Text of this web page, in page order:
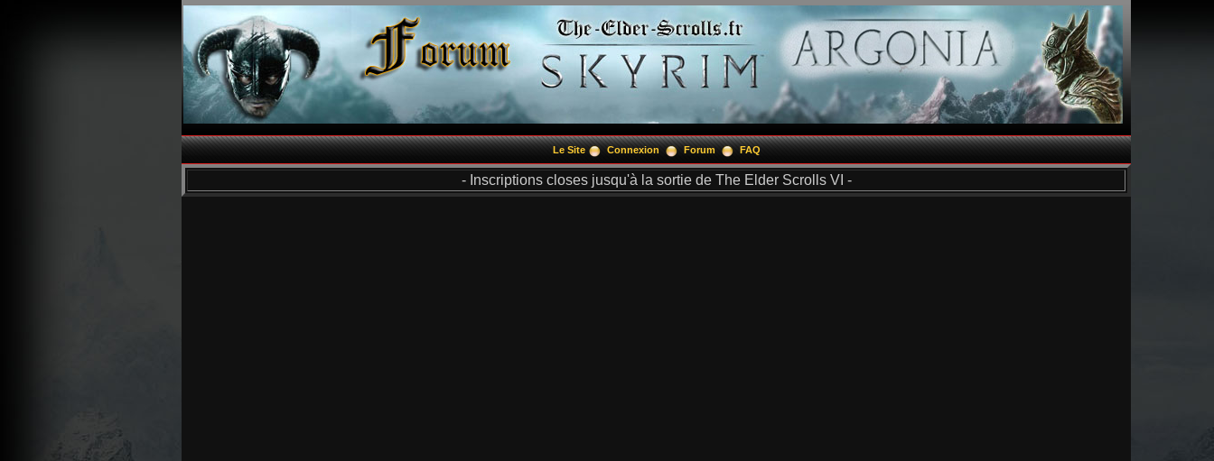
Le Site Connexion Forum FAQ
- Inscriptions closes jusqu'à la sortie de The Elder Scrolls VI -